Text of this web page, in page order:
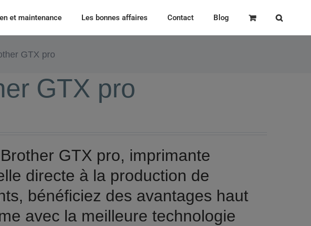
et maintenance Les bonnes affaires Contact Blog
GTX pro
GTX pro
GTX pro, imprimante
directe à la production de
bénéficiez des avantages haut
avec la meilleure technologie